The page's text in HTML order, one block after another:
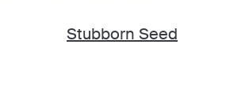
Stubborn Seed